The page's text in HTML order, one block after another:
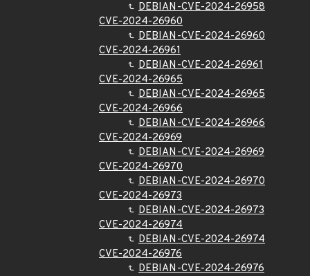
DEBIAN-CVE-2024-26958
CVE-2024-26960
DEBIAN-CVE-2024-26960
CVE-2024-26961
DEBIAN-CVE-2024-26961
CVE-2024-26965
DEBIAN-CVE-2024-26965
CVE-2024-26966
DEBIAN-CVE-2024-26966
CVE-2024-26969
DEBIAN-CVE-2024-26969
CVE-2024-26970
DEBIAN-CVE-2024-26970
CVE-2024-26973
DEBIAN-CVE-2024-26973
CVE-2024-26974
DEBIAN-CVE-2024-26974
CVE-2024-26976
DEBIAN-CVE-2024-26976